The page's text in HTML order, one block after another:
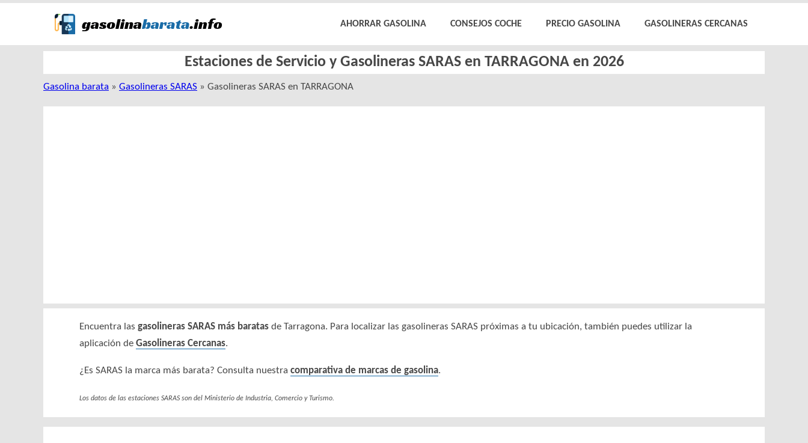
AHORRAR GASOLINA CONSEJOS COCHE PRECIO GASOLINA GASOLINERAS CERCANAS
Estaciones de Servicio y Gasolineras SARAS en TARRAGONA en 2026
Gasolina barata » Gasolineras SARAS » Gasolineras SARAS en TARRAGONA
Encuentra las gasolineras SARAS más baratas de Tarragona. Para localizar las gasolineras SARAS próximas a tu ubicación, también puedes utilizar la
aplicación de Gasolineras Cercanas.
¿Es SARAS la marca más barata? Consulta nuestra comparativa de marcas de gasolina.
Los datos de las estaciones SARAS son del Ministerio de Industria, Comercio y Turismo.